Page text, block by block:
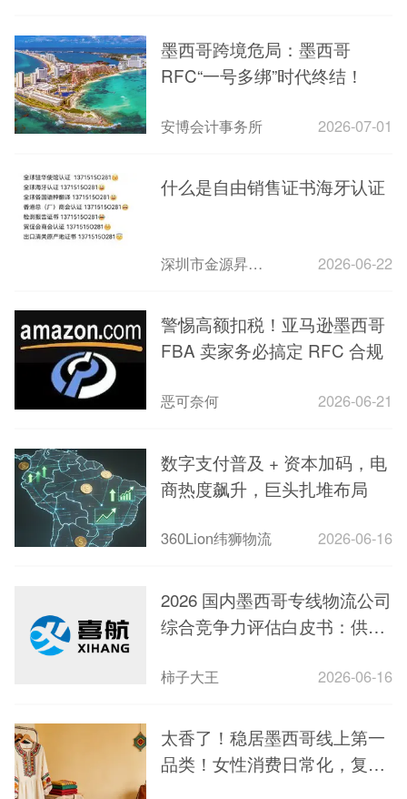
墨西哥跨境危局：墨西哥
RFC“一号多绑”时代终结！
安博会计事务所 2026-07-01
什么是自由销售证书海牙认证
深圳市金源昇商务咨询 2026-06-22
警惕高额扣税！亚马逊墨西哥
FBA 卖家务必搞定 RFC 合规
恶可奈何 2026-06-21
数字支付普及 + 资本加码，电
商热度飙升，巨头扎堆布局
360Lion纬狮物流 2026-06-16
2026 国内墨西哥专线物流公司
综合竞争力评估白皮书：供应
柿子大王 2026-06-16
太香了！稳居墨西哥线上第一
品类！女性消费日常化，复购